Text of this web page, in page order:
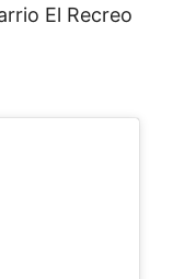
El Recreo